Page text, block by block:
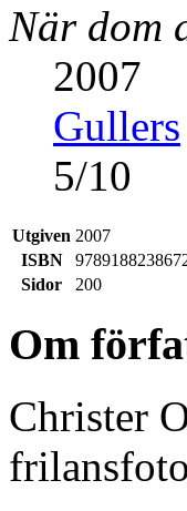
När dom
2007
Gullers
5/10
Utgiven 2007
ISBN
Sidor
200
Om
Christer